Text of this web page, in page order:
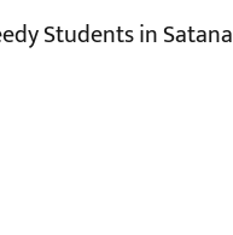
Students in Satana